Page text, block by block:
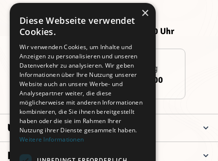
Kundenservice
Montag -
Donnerstag:
09:00 - 16:00 Uhr
Freitag:
09:00 - 14:00 Uhr
Persönliche Beratung
+49 (0)911 3260 6700
Unternehmen
Informationen
×
Diese Webseite verwendet
Cookies.
Wir verwenden Cookies, um Inhalte und
Anzeigen zu personalisieren und unseren
Datenverkehr zu analysieren. Wir geben
Informationen über Ihre Nutzung unserer
Website auch an unsere Werbe- und
Analysepartner weiter, die diese
möglicherweise mit anderen Informationen
kombinieren, die Sie ihnen bereitgestellt
haben oder die sie im Rahmen Ihrer
Nutzung ihrer Dienste gesammelt haben.
Weitere Informationen